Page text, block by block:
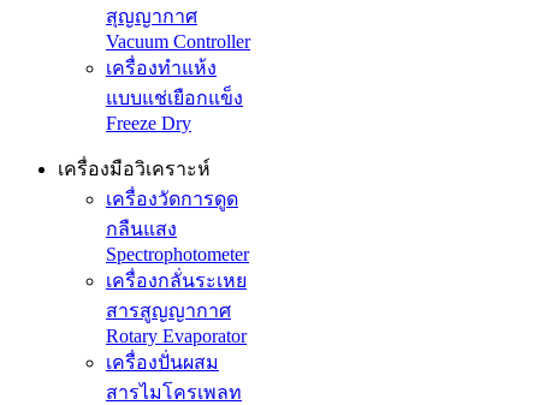
สุญญากาศ
Vacuum Controller
เครื่องทำแห้ง
แบบแช่เยือกแข็ง
Freeze Dry
เครื่องมือวิเคราะห์
เครื่องวัดการดูด
กลืนแสง
Spectrophotometer
เครื่องกลั่นระเหย
สารสูญญากาศ
Rotary Evaporator
เครื่องปั่นผสม
สารไมโครเพลท